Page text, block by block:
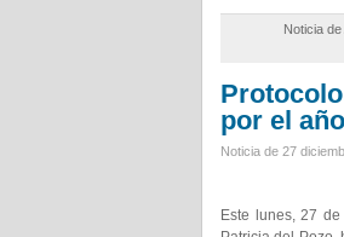
Noticia de
por el
Noticia de 27
Este lunes, 27